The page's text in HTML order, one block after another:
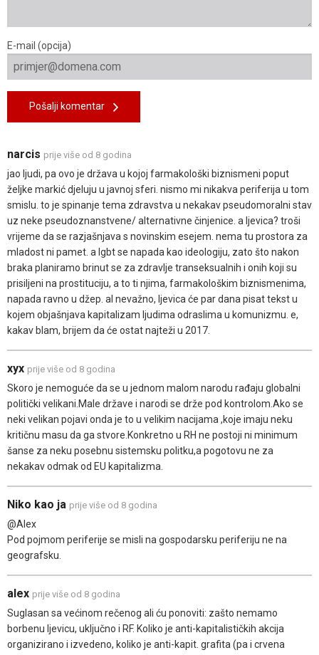
E-mail (opcija)
Pošalji komentar
narcis prije više od 8 godina
jao ljudi, pa ovo je država u kojoj farmakološki biznismeni poput
željke markić djeluju u javnoj sferi. nismo mi nikakva periferija u tom
smislu. to je spinanje tema zdravstva u nekakav pseudomoralni stav
uz neke pseudoznanstvene/ alternativne činjenice. a ljevica? troši
vrijeme da se razjašnjava s novinskim esejem. nema tu prostora za
mladost ni pamet. a lgbt se napada kao ideologiju, zato što nakon
braka planiramo brinut se za zdravlje transeksualnih i onih koji su
prisiljeni na prostituciju, a to ti njima, farmakološkim biznismenima,
napada ravno u džep. al nevažno, ljevica će par dana pisat tekst u
kojem objašnjava kapitalizam ljudima odraslima u komunizmu. e,
kakav blam, brijem da će ostat najteži u 2017.
xyx prije više od 8 godina
Skoro je nemoguće da se u jednom malom narodu rađaju globalni
politički velikani.Male države i narodi se drže pod kontrolom.Ako se
neki velikan pojavi onda je to u velikim nacijama ,koje imaju neku
kritičnu masu da ga stvore.Konkretno u RH ne postoji ni minimum
šanse za neku posebnu sistemsku politku,a pogotovu ne za
nekakav odmak od EU kapitalizma.
Niko kao ja prije više od 8 godina
@Alex
Pod pojmom periferije se misli na gospodarsku periferiju ne na
geografsku.
alex prije više od 8 godina
Suglasan sa većinom rečenog ali ću ponoviti: zašto nemamo
borbenu ljevicu, uključno i RF. Koliko je anti-kapitalističkih akcija
organizirano i izvedeno, koliko je anti-kapit. grafita (pa i crvena